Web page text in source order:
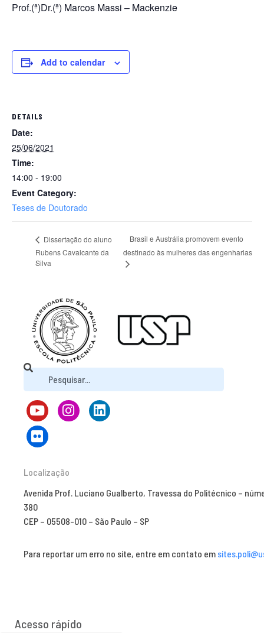
Prof.(ª)Dr.(ª) Marcos Massi – Mackenzie
Add to calendar
DETAILS
Date:
25/06/2021
Time:
14:00 - 19:00
Event Category:
Teses de Doutorado
Dissertação do aluno
Rubens Cavalcante da
Silva
Brasil e Austrália promovem evento
destinado às mulheres das engenharias
Localização
Avenida Prof. Luciano Gualberto, Travessa do Politécnico –
380
CEP – 05508-010 – São Paulo – SP
Para reportar um erro no site, entre em contato em
Acesso rápido